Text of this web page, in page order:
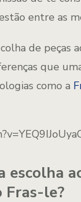
entre as
de peças
que
como a
escolha
Fras-le?